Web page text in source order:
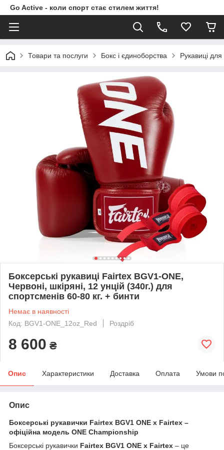
Go Active - коли спорт стає стилем життя!
Товари та послуги Бокс і єдиноборства Рукавиці для
Боксерські рукавиці Fairtex BGV1-ONE,
Червоні, шкіряні, 12 унцій (340г.) для
спортсменів 60-80 кг. + бинти
Немає в наявності
Код: BGV1-ONE_12oz_Red
Роздріб
8 600 ₴
Опис Характеристики Доставка Оплата Умови
Опис
Боксерські рукавички Fairtex BGV1 ONE x Fairtex –
офіційна модель ONE Championship
Боксерські рукавички Fairtex BGV1 ONE x Fairtex – це